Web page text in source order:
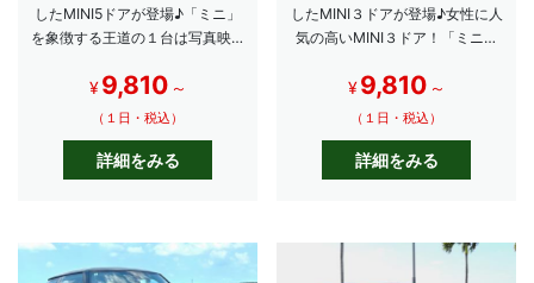
したMINI5ドアが登場♪「ミニ」
を象徴する王道の１台は写真映え
¥ 9,810 ～
（１日・税込）
詳細をみる
したMINI３ドアが登場♪女性に人
気の高いMINI３ドア！「ミニ」
も◎
¥ 9,810 ～
（１日・税込）
詳細をみる